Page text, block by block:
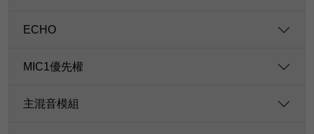
ECHO
MIC1優先權
主混音模組